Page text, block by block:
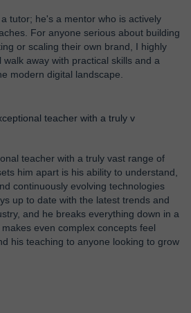
tutor; he's a mentor who is actively
For anyone serious about building
or scaling their own brand, I highly
away with practical skills and a
modern digital landscape.
teacher with a truly v
teacher with a truly vast range of
him apart is his ability to understand,
continuously evolving technologies
up to date with the latest trends and
and he breaks everything down in a
even complex concepts feel
his teaching to anyone looking to grow